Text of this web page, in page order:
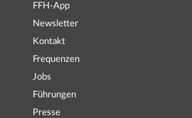
FFH-App
Newsletter
Kontakt
Frequenzen
Jobs
Führungen
Presse